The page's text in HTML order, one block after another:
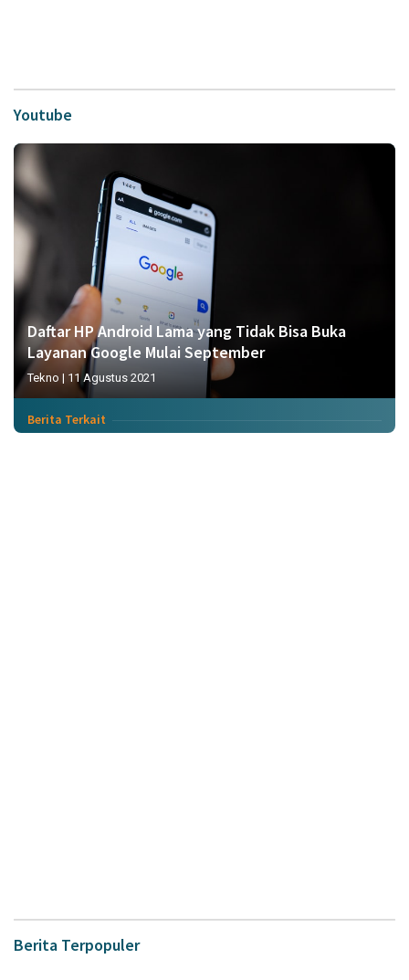
Youtube
Daftar HP Android Lama yang Tidak Bisa Buka
Layanan Google Mulai September
Tekno | 11 Agustus 2021
Berita Terkait
Berita Terpopuler